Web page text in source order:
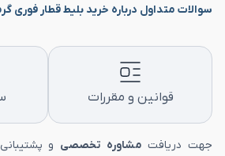
سوالات متداول درباره خرید بلیط قطار فوری
قوانین و مقررات
جهت دریافت مشاوره تخصصی و